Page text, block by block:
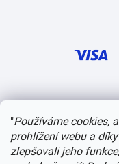
"Používáme cookies,
prohlížení webu a
zlepšovali jeho
Copyright 2026itvlaky.cz .